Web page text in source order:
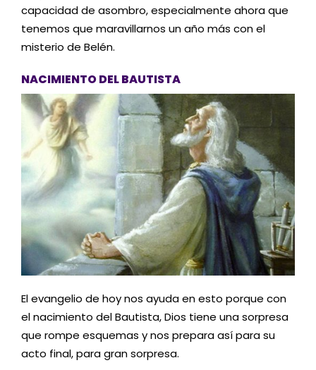
capacidad de asombro, especialmente ahora que
tenemos que maravillarnos un año más con el
misterio de Belén.
NACIMIENTO DEL BAUTISTA
El evangelio de hoy nos ayuda en esto porque con
el nacimiento del Bautista, Dios tiene una sorpresa
que rompe esquemas y nos prepara así para su
acto final, para gran sorpresa.